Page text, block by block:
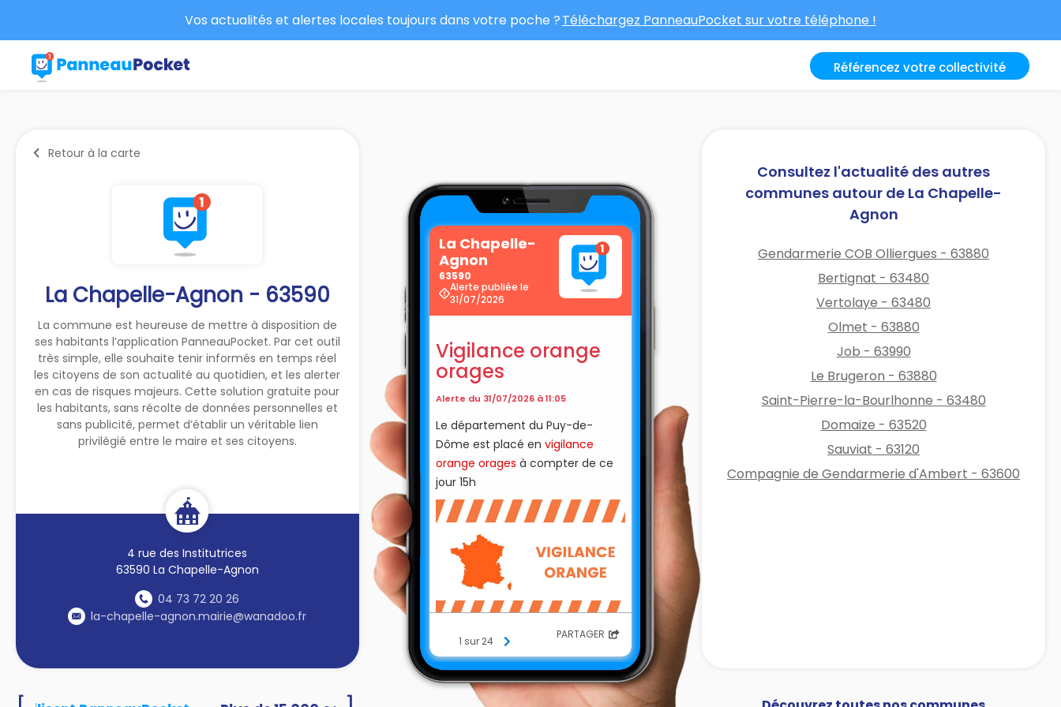
Vos actualités et alertes locales toujours dans votre poche ?Téléchargez PanneauPocket sur votre téléphone !
Référencez votre collectivité
Retour à la carte
La Chapelle-Agnon - 63590
La commune est heureuse de mettre à disposition de
ses habitants l’application PanneauPocket. Par cet outil
très simple, elle souhaite tenir informés en temps réel
les citoyens de son actualité au quotidien, et les alerter
en cas de risques majeurs. Cette solution gratuite pour
les habitants, sans récolte de données personnelles et
sans publicité, permet d’établir un véritable lien
privilégié entre le maire et ses citoyens.
4 rue des Institutrices
63590 La Chapelle-Agnon
04 73 72 20 26
la-chapelle-agnon.mairie@wanadoo.fr
La Chapelle-
Agnon
63590
Alerte publiée le
31/07/2026
Vigilance orange
orages
Alerte du 31/07/2026 à 11:05
Le département du Puy-de-
Dôme est placé en vigilance
orange orages à compter de ce
jour 15h
1 sur 24 PARTAGER
Consultez l'actualité des autres
communes autour de La Chapelle-
Agnon
Gendarmerie COB Olliergues - 63880
Bertignat - 63480
Vertolaye - 63480
Olmet - 63880
Job - 63990
Le Brugeron - 63880
Saint-Pierre-la-Bourlhonne - 63480
Domaize - 63520
Sauviat - 63120
Compagnie de Gendarmerie d'Ambert - 63600